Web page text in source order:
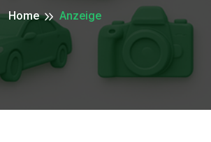
Home Anzeige